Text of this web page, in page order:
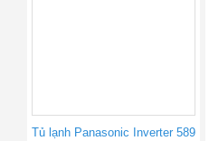
Tủ lạnh Panasonic Inverter 589